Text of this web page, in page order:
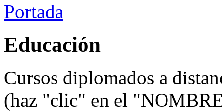
Portada
Educación
Cursos diplomados a
(haz "clic" en el